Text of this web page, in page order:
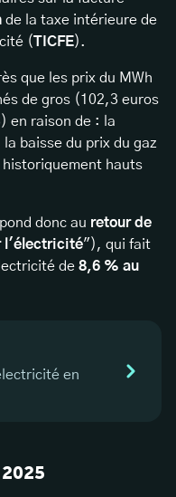
de la taxe intérieure de
(TICFE).
que les prix du MWh
de gros (102,3 euros
en raison de : la
baisse du prix du gaz
historiquement hauts
donc au retour de
l'électricité"), qui fait
de 8,6 % au
en